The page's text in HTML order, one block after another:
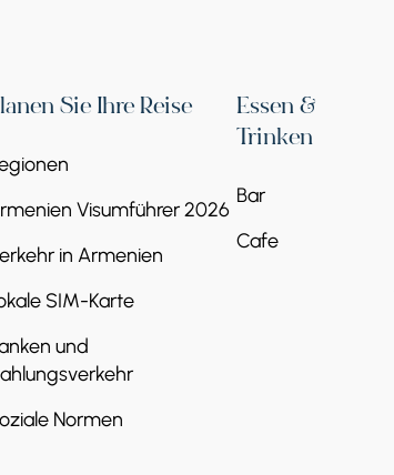
Sie Ihre Reise
Visumführer 2026
in Armenien
SIM-Karte
und
Normen
Essen &
Trinken
Bar
Cafe